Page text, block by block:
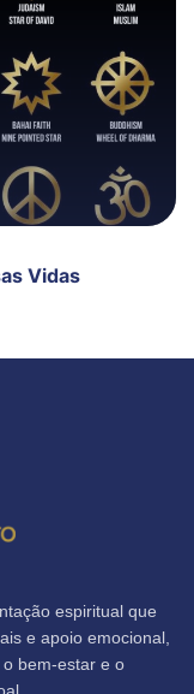
Vidas
espiritual que
e apoio emocional,
bem-estar e o